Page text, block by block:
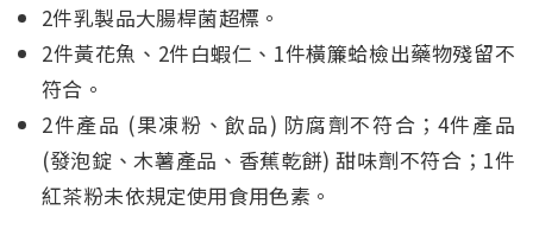
2件乳製品大腸桿菌超標。
2件黃花魚、2件白蝦仁、1件橫簾蛤檢出藥物殘留不
符合。
2件產品 (果凍粉、飲品) 防腐劑不符合；4件產品
(發泡錠、木薯產品、香蕉乾餅) 甜味劑不符合；1件
紅茶粉未依規定使用食用色素。